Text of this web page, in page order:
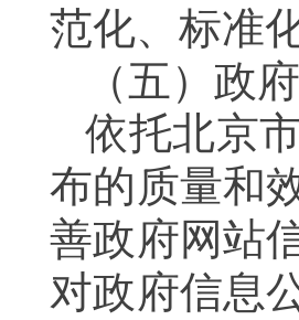
范化、标准
（五）政
依托北京
布的质量和
善政府网站
对政府信息